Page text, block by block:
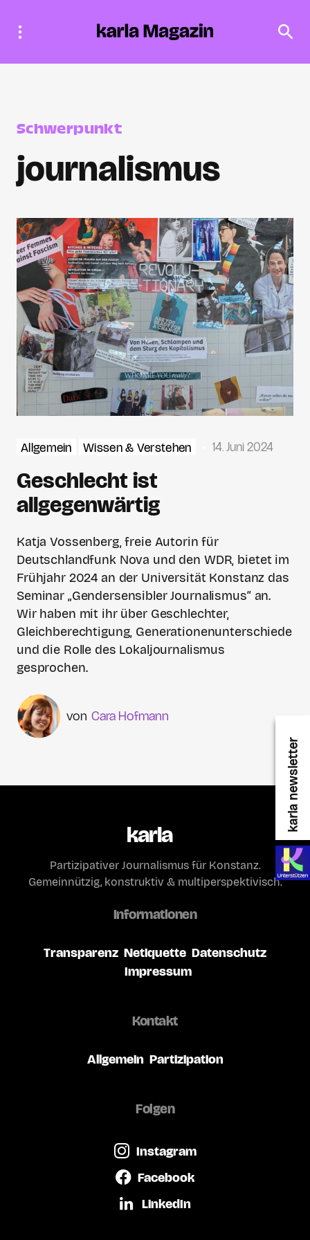
karla newsletter
Schwerpunkt
journalismus
Allgemein Wissen & Verstehen 14. Juni 2024
Geschlecht ist
allgegenwärtig
Katja Vossenberg, freie Autorin für
Deutschlandfunk Nova und den WDR, bietet im
Frühjahr 2024 an der Universität Konstanz das
Seminar „Gendersensibler Journalismus“ an.
Wir haben mit ihr über Geschlechter,
Gleichberechtigung, Generationenunterschiede
und die Rolle des Lokaljournalismus
gesprochen.
Cara Hofmann
karla
Partizipativer Journalismus für Konstanz.
Gemeinnützig, konstruktiv & multiperspektivisch.
Informationen
Transparenz Netiquette Datenschutz
Impressum
Kontakt
Allgemein Partizipation
Folgen
Instagram
Facebook
LinkedIn